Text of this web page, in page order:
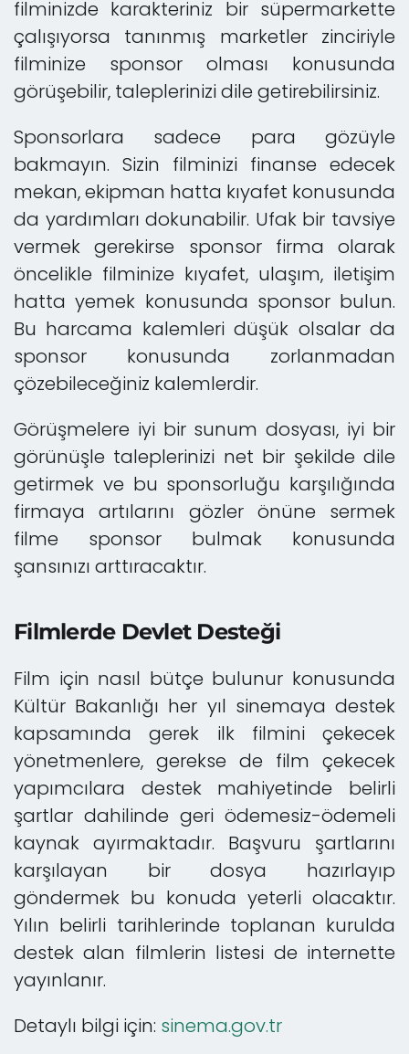
filminizde karakteriniz bir süpermarkette
çalışıyorsa tanınmış marketler zinciriyle
filminize sponsor olması konusunda
görüşebilir, taleplerinizi dile getirebilirsiniz.
Sponsorlara sadece para gözüyle
bakmayın. Sizin filminizi finanse edecek
mekan, ekipman hatta kıyafet konusunda
da yardımları dokunabilir. Ufak bir tavsiye
vermek gerekirse sponsor firma olarak
öncelikle filminize kıyafet, ulaşım, iletişim
hatta yemek konusunda sponsor bulun.
Bu harcama kalemleri düşük olsalar da
sponsor konusunda zorlanmadan
çözebileceğiniz kalemlerdir.
Görüşmelere iyi bir sunum dosyası, iyi bir
görünüşle taleplerinizi net bir şekilde dile
getirmek ve bu sponsorluğu karşılığında
firmaya artılarını gözler önüne sermek
filme sponsor bulmak konusunda
şansınızı arttıracaktır.
Filmlerde Devlet Desteği
Film için nasıl bütçe bulunur konusunda
Kültür Bakanlığı her yıl sinemaya destek
kapsamında gerek ilk filmini çekecek
yönetmenlere, gerekse de film çekecek
yapımcılara destek mahiyetinde belirli
şartlar dahilinde geri ödemesiz-ödemeli
kaynak ayırmaktadır. Başvuru şartlarını
karşılayan bir dosya hazırlayıp
göndermek bu konuda yeterli olacaktır.
Yılın belirli tarihlerinde toplanan kurulda
destek alan filmlerin listesi de internette
yayınlanır.
Detaylı bilgi için: sinema.gov.tr